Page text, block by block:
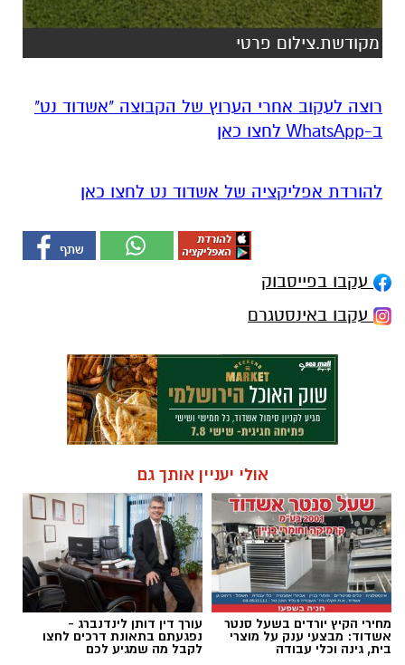
מקודשת.צילום פרטי
רוצה לעקוב אחרי הערוץ של הקבוצה "אשדוד נט"
ב-WhatsApp לחצו כאן
להורדת אפליקציה של אשדוד נט לחצו כאן
עקבו בפייסבוק
עקבו באינסטגרם
אולי יעניין אותך גם
מחירי הקיץ יורדים בשעל סנטר
אשדוד: מבצעי ענק על מוצרי
בית, גינה וכלי עבודה
עורך דין דותן לינדנברג -
נפגעתם בתאונת דרכים לחצו
לקבל מה שמגיע לכם